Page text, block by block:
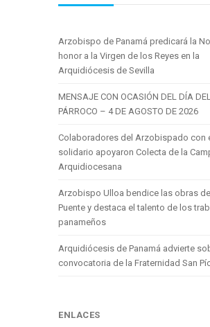
Arzobispo de Panamá predicará la
honor a la Virgen de los Reyes en la
Arquidiócesis de Sevilla
MENSAJE CON OCASIÓN DEL DÍA
PÁRROCO – 4 DE AGOSTO DE 2026
Colaboradores del Arzobispado con
solidario apoyaron Colecta de la
Arquidiocesana
Arzobispo Ulloa bendice las obras
Puente y destaca el talento de los
panameños
Arquidiócesis de Panamá advierte
convocatoria de la Fraternidad San
ENLACES